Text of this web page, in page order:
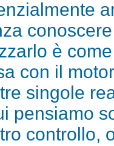
è
con il
singole
pensiamo
controllo,